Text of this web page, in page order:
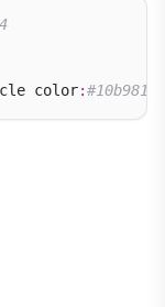
color:#10b981